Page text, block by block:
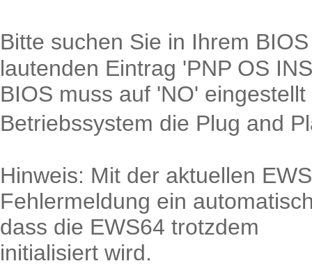
Bitte suchen Sie in Ihrem
lautenden Eintrag 'PNP OS
BIOS muss auf 'NO'
Betriebssystem die Plug and
Hinweis: Mit der aktuellen
Fehlermeldung ein
dass die EWS64 trotzdem
initialisiert wird.